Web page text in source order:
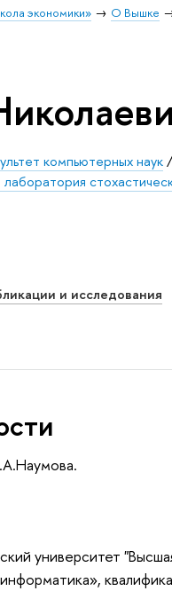
экономики» О Вышке
компьютерных наук
и исследования
университет